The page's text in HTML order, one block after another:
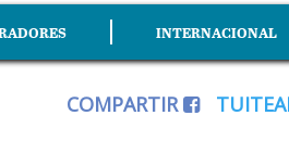
INTERNACIONAL
COMPARTIR